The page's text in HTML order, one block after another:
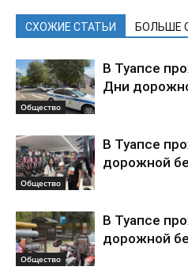
СХОЖИЕ СТАТЬИ БОЛЬШЕ
Общество
В Туапсе
Дни
Общество
В Туапсе
дорожной
Общество
В Туапсе
дорожной